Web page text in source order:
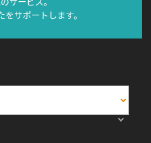
サポートします。